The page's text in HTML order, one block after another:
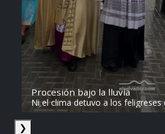
Procesión bajo la lluvia
Ni el clima detuvo a los feligreses
el recorrido del Divino Salvador
Mundo. Vídeo: elsalvador.com /
❯